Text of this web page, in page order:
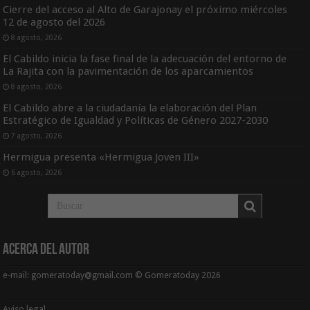
Cierre del acceso al Alto de Garajonay el próximo miércoles
12 de agosto del 2026
8 agosto, 2026
El Cabildo inicia la fase final de la adecuación del entorno de
La Rajita con la pavimentación de los aparcamientos
8 agosto, 2026
El Cabildo abre a la ciudadanía la elaboración del Plan
Estratégico de Igualdad y Políticas de Género 2027-2030
7 agosto, 2026
Hermigua presenta «Hermigua Joven III»
6 agosto, 2026
Acerca del Autor
e-mail: gomeratoday@gmail.com © Gomeratoday 2026